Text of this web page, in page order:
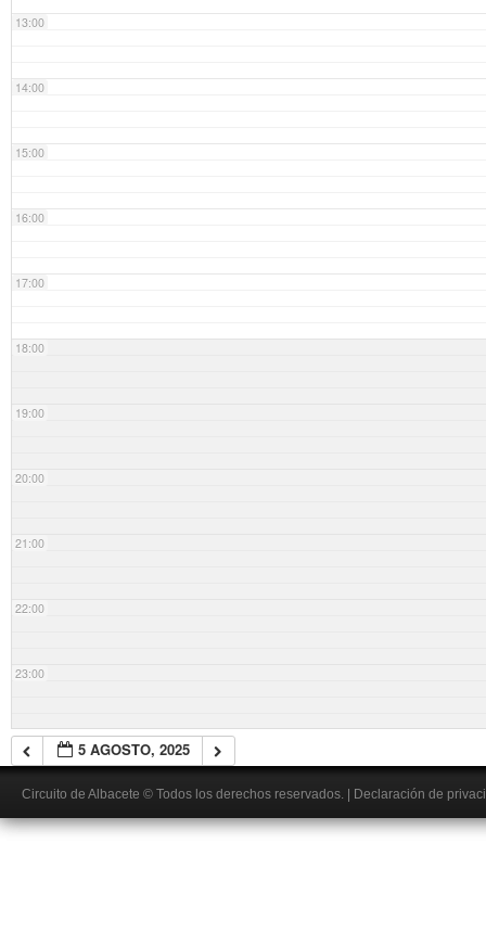
13:00
14:00
15:00
16:00
17:00
18:00
19:00
20:00
21:00
22:00
23:00
5 AGOSTO, 2025
Circuito de Albacete © Todos los derechos reservados. Declaración de